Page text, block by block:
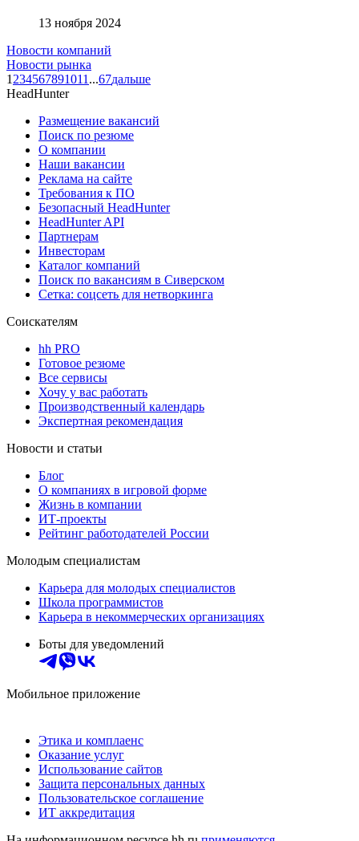
13 ноября 2024
Новости компаний
Новости рынка
1 234567891011 ...67дальше
HeadHunter
Размещение вакансий
Поиск по резюме
О компании
Наши вакансии
Реклама на сайте
Требования к ПО
Безопасный HeadHunter
HeadHunter API
Партнерам
Инвесторам
Каталог компаний
Поиск по вакансиям в Сиверском
Сетка: соцсеть для нетворкинга
Соискателям
hh PRO
Готовое резюме
Все сервисы
Хочу у вас работать
Производственный календарь
Экспертная рекомендация
Новости и статьи
Блог
О компаниях в игровой форме
Жизнь в компании
ИТ-проекты
Рейтинг работодателей России
Молодым специалистам
Карьера для молодых специалистов
Школа программистов
Карьера в некоммерческих организациях
Боты для уведомлений
Мобильное приложение
Этика и комплаенс
Оказание услуг
Использование сайтов
Защита персональных данных
Пользовательское соглашение
ИТ аккредитация